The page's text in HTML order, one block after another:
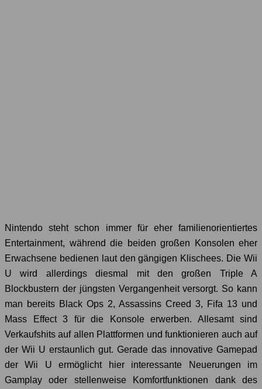
Nintendo steht schon immer für eher familienorientiertes
Entertainment, während die beiden großen Konsolen eher
Erwachsene bedienen laut den gängigen Klischees. Die Wii
U wird allerdings diesmal mit den großen Triple A
Blockbustern der jüngsten Vergangenheit versorgt. So kann
man bereits Black Ops 2, Assassins Creed 3, Fifa 13 und
Mass Effect 3 für die Konsole erwerben. Allesamt sind
Verkaufshits auf allen Plattformen und funktionieren auch auf
der Wii U erstaunlich gut. Gerade das innovative Gamepad
der Wii U ermöglicht hier interessante Neuerungen im
Gamplay oder stellenweise Komfortfunktionen dank des